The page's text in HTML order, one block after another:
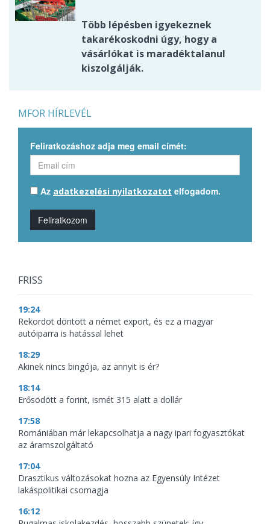
Több lépésben igyekeznek
takarékoskodni úgy, hogy a
vásárlókat is maradéktalanul
kiszolgálják.
MFOR HÍRLEVÉL
Feliratkozáshoz adja meg email címét:
Az adatkezelési nyilatkozatot elfogadom.
Feliratkozom
FRISS
19:24
Rekordot döntött a német export, és ez a magyar
autóiparra is hatással lehet
18:29
Akinek nincs bingója, az annyit is ér?
18:14
Erősödött a forint, ismét 315 alatt a dollár
17:58
Romániában már lekapcsolhatja a nagy ipari fogyasztókat
az áramszolgáltató
17:04
Drasztikus változásokat hozna az Egyensúly Intézet
lakáspolitikai csomagja
16:12